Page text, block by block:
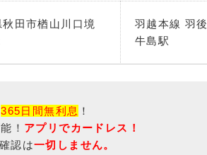
田市楢山川口境
羽越本線 羽後
牛島駅
365日間無利息 ！
！ アプリでカードレス！
認は一切しません。